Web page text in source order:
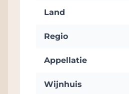
organische
elegant zijn en
geboren nog
Land
Regio
Appellatie
Wijnhuis